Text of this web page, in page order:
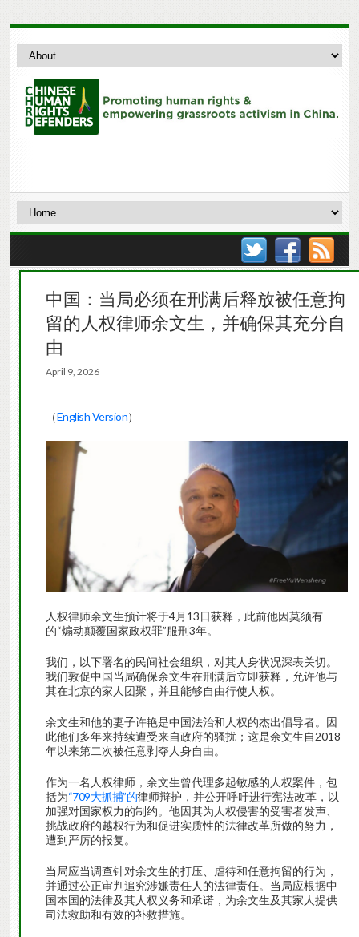
中国：当局必须在刑满后释放被任意拘
留的人权律师余文生，并确保其充分自
由
April 9, 2026
（English Version）
人权律师余文生预计将于4月13日获释，此前他因莫须有
的“煽动颠覆国家政权罪”服刑3年。
我们，以下署名的民间社会组织，对其人身状况深表关切。
我们敦促中国当局确保余文生在刑满后立即获释，允许他与
其在北京的家人团聚，并且能够自由行使人权。
余文生和他的妻子许艳是中国法治和人权的杰出倡导者。因
此他们多年来持续遭受来自政府的骚扰；这是余文生自2018
年以来第二次被任意剥夺人身自由。
作为一名人权律师，余文生曾代理多起敏感的人权案件，包
括为“709大抓捕”的律师辩护，并公开呼吁进行宪法改革，以
加强对国家权力的制约。他因其为人权侵害的受害者发声、
挑战政府的越权行为和促进实质性的法律改革所做的努力，
遭到严厉的报复。
当局应当调查针对余文生的打压、虐待和任意拘留的行为，
并通过公正审判追究涉嫌责任人的法律责任。当局应根据中
国本国的法律及其人权义务和承诺，为余文生及其家人提供
司法救助和有效的补救措施。